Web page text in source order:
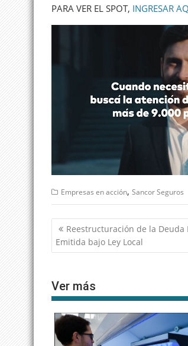
PARA VER EL SPOT, INGRESAR
Empresas en acción, Sancor Seguros
Navegación
de
entradas
Reestructuración de la Deuda
Emitida bajo Ley Local
Ver más